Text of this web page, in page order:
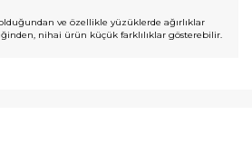
ve özellikle yüzüklerde ağırlıklar
nihai ürün küçük farklılıklar gösterebilir.